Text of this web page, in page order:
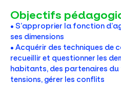
Objectifs
• S’approprier la fonction
ses dimensions
• Acquérir des techniques de
recueillir et questionner les
habitants, des partenaires du
tensions, gérer les conflits